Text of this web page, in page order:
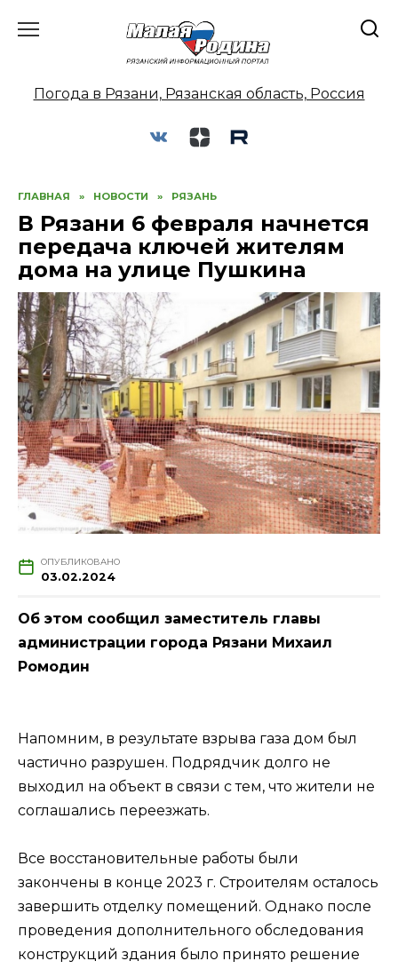
Погода в Рязани, Рязанская область, Россия
ГЛАВНАЯ » НОВОСТИ » РЯЗАНЬ
В Рязани 6 февраля начнется
передача ключей жителям
дома на улице Пушкина
ОПУБЛИКОВАНО
03.02.2024
Об этом сообщил заместитель главы
администрации города Рязани Михаил
Ромодин
Напомним, в результате взрыва газа дом был
частично разрушен. Подрядчик долго не
выходил на объект в связи с тем, что жители не
соглашались переезжать.
Все восстановительные работы были
закончены в конце 2023 г. Строителям осталось
завершить отделку помещений. Однако после
проведения дополнительного обследования
конструкций здания было принято решение